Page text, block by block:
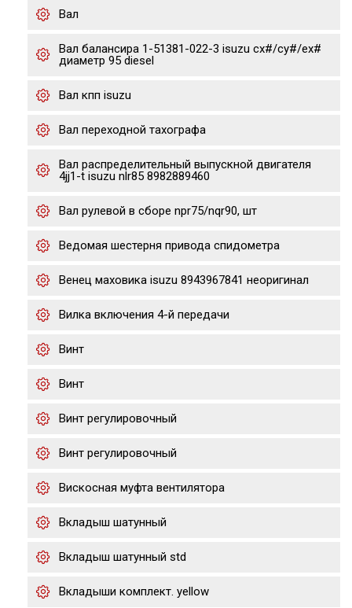
Вал
Вал балансира 1-51381-022-3 isuzu cx#/cy#/ex#
диаметр 95 diesel
Вал кпп isuzu
Вал переходной тахографа
Вал распределительный выпускной двигателя
4jj1-t isuzu nlr85 8982889460
Вал рулевой в сборе npr75/nqr90, шт
Ведомая шестерня привода спидометра
Венец маховика isuzu 8943967841 неоригинал
Вилка включения 4-й передачи
Винт
Винт
Винт регулировочный
Винт регулировочный
Вискосная муфта вентилятора
Вкладыш шатунный
Вкладыш шатунный std
Вкладыши комплект. yellow